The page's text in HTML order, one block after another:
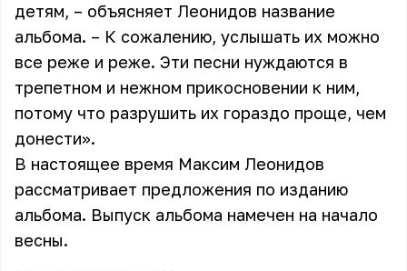
детям, – объясняет Леонидов название
альбома. – К сожалению, услышать их можно
все реже и реже. Эти песни нуждаются в
трепетном и нежном прикосновении к ним,
потому что разрушить их гораздо проще, чем
донести».
В настоящее время Максим Леонидов
рассматривает предложения по изданию
альбома. Выпуск альбома намечен на начало
весны.